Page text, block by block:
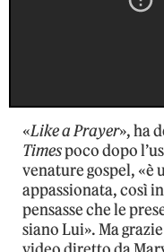
«Like a Prayer», ha
Timespoco dopo
venature gospel, «è
appassionata, così
pensasse che le
siano Lui». Ma